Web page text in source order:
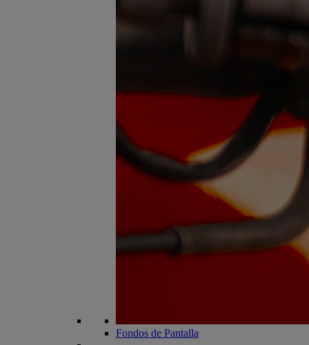
Fondos de Pantalla